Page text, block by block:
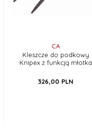
CA
Kleszcze do podkowy
Knipex z funkcją młotka
326,00 PLN